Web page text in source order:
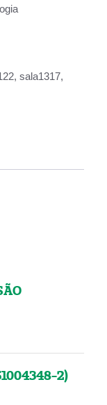
sala1317,
2)